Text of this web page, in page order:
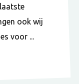
ook wij
voor ...